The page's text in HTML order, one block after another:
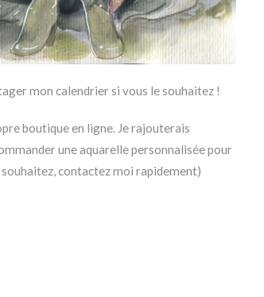
mon calendrier si vous le souhaitez !
boutique en ligne. Je rajouterais
une aquarelle personnalisée pour
souhaitez, contactez moi rapidement)